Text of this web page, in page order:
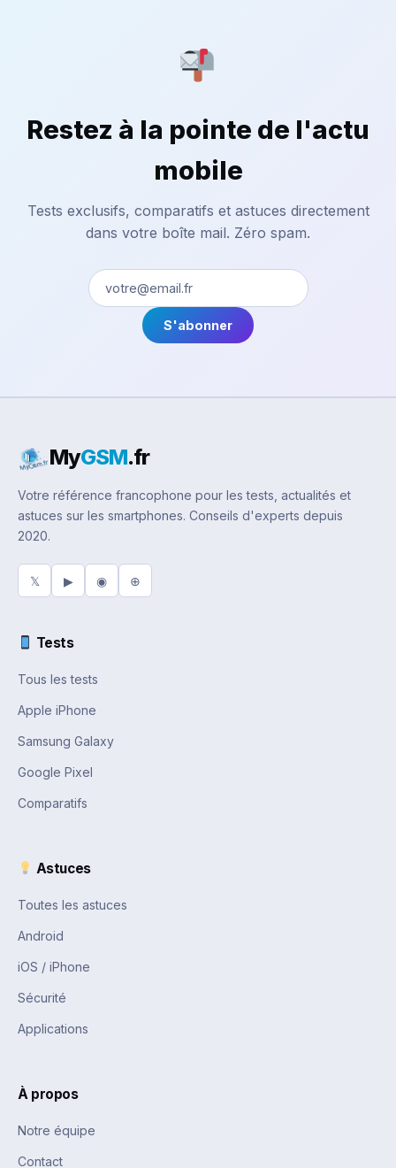
Restez à la pointe de l'actu
mobile
Tests exclusifs, comparatifs et astuces directement
dans votre boîte mail. Zéro spam.
S'abonner
MyGSM.fr
Votre référence francophone pour les tests, actualités et
astuces sur les smartphones. Conseils d'experts depuis
2020.
𝕏 ▶ ◉ ⊕
Tests
Tous les tests
Apple iPhone
Samsung Galaxy
Google Pixel
Comparatifs
Astuces
Toutes les astuces
Android
iOS / iPhone
Sécurité
Applications
À propos
Notre équipe
Contact